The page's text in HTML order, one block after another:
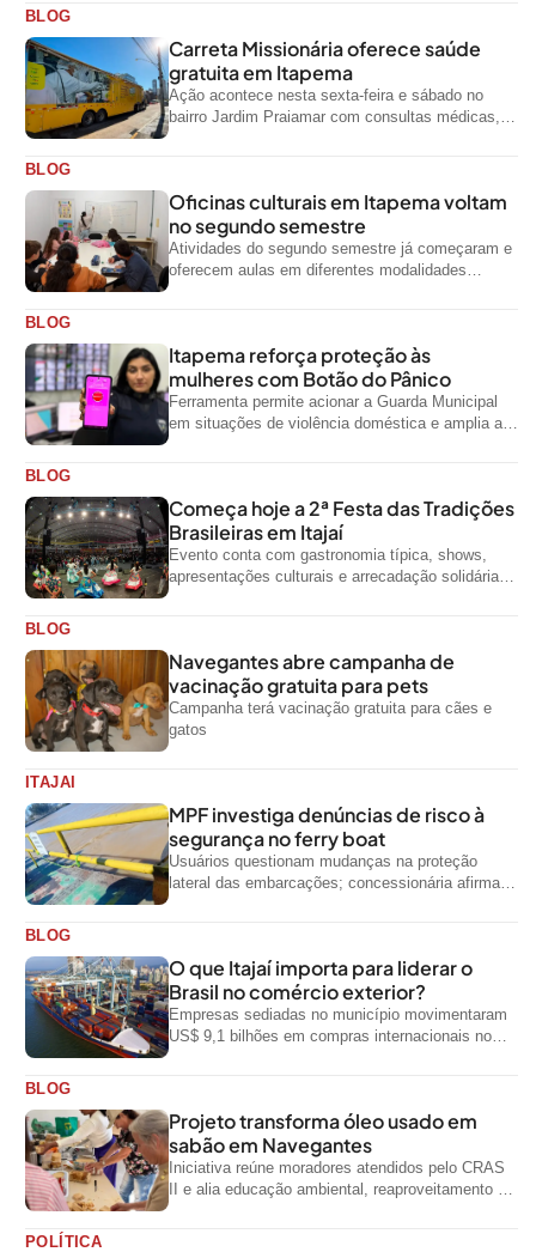
BLOG
Carreta Missionária oferece saúde
gratuita em Itapema
Ação acontece nesta sexta-feira e sábado no
bairro Jardim Praiamar com consultas médicas,
BLOG
Oficinas culturais em Itapema voltam
no segundo semestre
Atividades do segundo semestre já começaram e
oferecem aulas em diferentes modalidades
BLOG
Itapema reforça proteção às
mulheres com Botão do Pânico
Ferramenta permite acionar a Guarda Municipal
em situações de violência doméstica e amplia a
BLOG
Começa hoje a 2ª Festa das Tradições
Brasileiras em Itajaí
Evento conta com gastronomia típica, shows,
apresentações culturais e arrecadação solidária
BLOG
Navegantes abre campanha de
vacinação gratuita para pets
Campanha terá vacinação gratuita para cães e
gatos
ITAJAI
MPF investiga denúncias de risco à
segurança no ferry boat
Usuários questionam mudanças na proteção
lateral das embarcações; concessionária afirma
BLOG
O que Itajaí importa para liderar o
Brasil no comércio exterior?
Empresas sediadas no município movimentaram
US$ 9,1 bilhões em compras internacionais no
BLOG
Projeto transforma óleo usado em
sabão em Navegantes
Iniciativa reúne moradores atendidos pelo CRAS
II e alia educação ambiental, reaproveitamento de
POLÍTICA